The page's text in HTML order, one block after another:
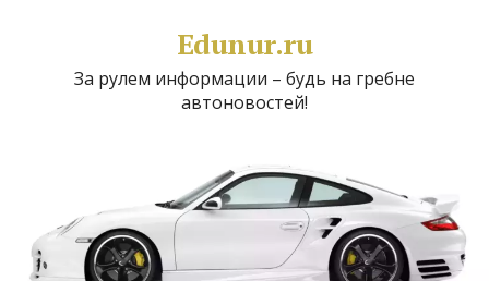
Edunur.ru
За рулем информации – будь на гребне
автоновостей!